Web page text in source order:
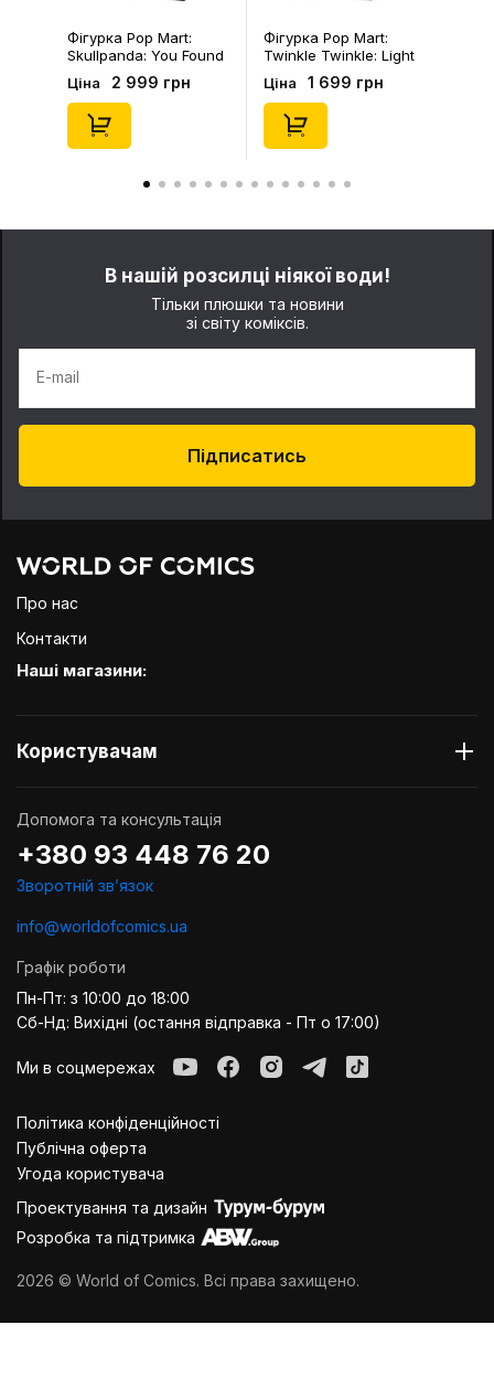
Фігурка Pop Mart:
Twinkle Twinkle: Light
Up: Scene Sets Series
(Blind Box: 1 з 10)
Ціна 1 699 грн
Брелок Fuggler:
Collectible Keychains:
Gold Edition: Series 3
(Blind Box: 1 з 24),
Ціна
В нашій розсилці ніякої води!
Тільки плюшки та новини
зі світу коміксів.
E-mail
Підписатись
Про нас
Контакти
Наші магазини:
Користувачам
Допомога та консультація
+380 93 448 76 20
Зворотній звʼязок
info@worldofcomics.ua
Графік роботи
Пн-Пт: з 10:00 до 18:00
Сб-Нд: Вихідні (остання відправка - Пт о 17:00)
Ми в соцмережах
Політика конфіденційності
Публiчна оферта
Угода користувача
Проектування та дизайн
Розробка та підтримка
2026 © World of Comics. Всі права захищено.